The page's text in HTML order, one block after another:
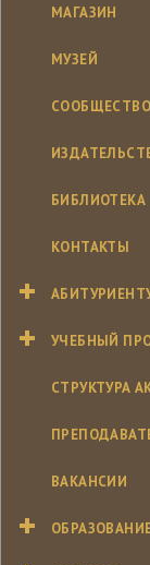
МАГАЗИН
МУЗЕЙ
БИБЛИОТЕКА
КОНТАКТЫ
УЧЕБНЫЙ
СТРУКТУРА
ВАКАНСИИ